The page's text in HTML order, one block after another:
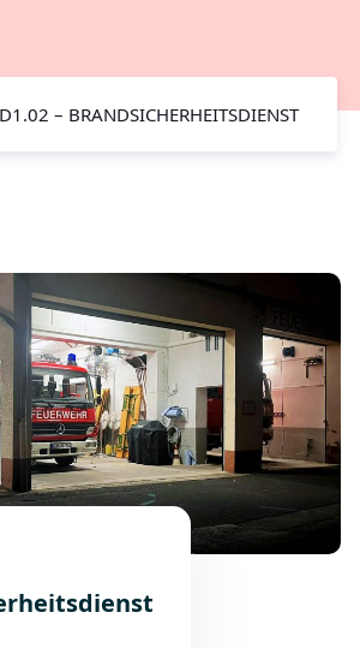
D1.02 – BRANDSICHERHEITSDIENST